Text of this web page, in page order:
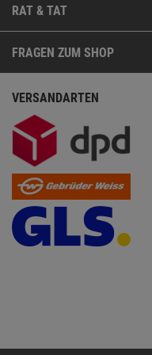
RAT & TAT
FRAGEN ZUM SHOP
VERSANDARTEN